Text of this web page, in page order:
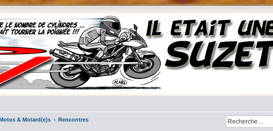
& Motard(e)s Rencontres